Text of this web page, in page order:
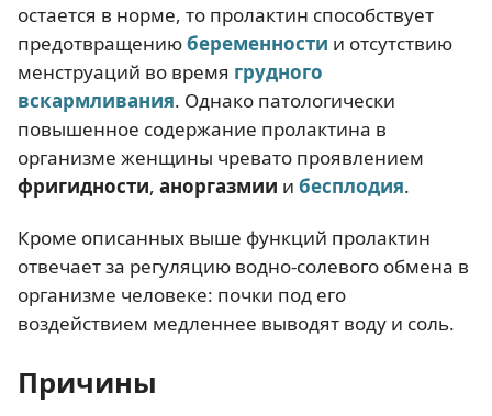
остается в норме, то пролактин способствует
предотвращениюбеременности и отсутствию
менструаций во время грудного
вскармливания. Однако патологически
повышенное содержание пролактина в
организме женщины чревато проявлением
фригидности, аноргазмии и бесплодия.
Кроме описанных выше функций пролактин
отвечает за регуляцию водно-солевого обмена в
организме человеке: почки под его
воздействием медленнее выводят воду и соль.
Причины